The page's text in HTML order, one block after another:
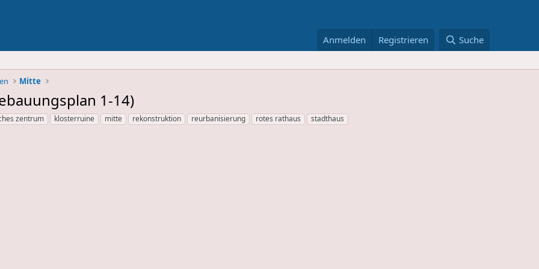
Anmelden Registrieren Suche
Mitte
1-14)
zentrum klosterruine mitte rekonstruktion reurbanisierung rotes rathaus stadthaus